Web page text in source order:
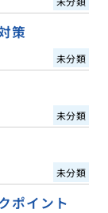
策
未分類
未分類
未分類
ポイント